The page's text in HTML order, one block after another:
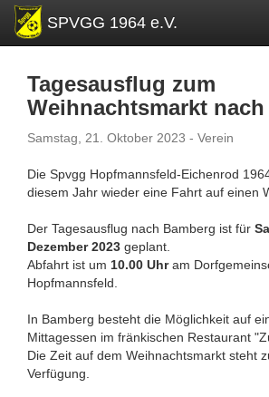
SPVGG 1964 e.V.
Tagesausflug zum
Weihnachtsmarkt nach
Samstag, 21. Oktober 2023 - Verein
Die Spvgg Hopfmannsfeld-Eichenrod
diesem Jahr wieder eine Fahrt auf einen
Der Tagesausflug nach Bamberg ist für
Dezember 2023 geplant.
Abfahrt ist um 10.00 Uhram
Hopfmannsfeld.
In Bamberg besteht die Möglichkeit auf
Mittagessen im fränkischen Restaurant
Die Zeit auf dem Weihnachtsmarkt steht
Verfügung.